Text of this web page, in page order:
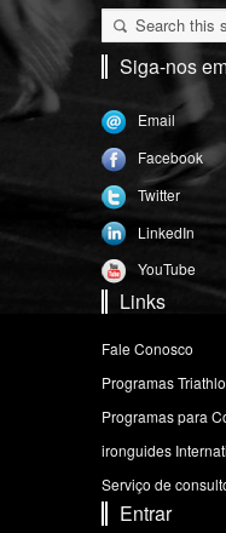
Siga-nos
Email
Facebook
Twitter
LinkedIn
YouTube
Links
Fale Conosco
Programas
Programas para
ironguides
Serviço de
Entrar